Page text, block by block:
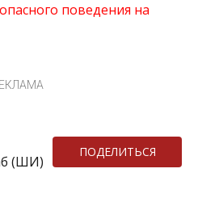
поведения на
(ШИ)
ПОДЕЛИТЬСЯ